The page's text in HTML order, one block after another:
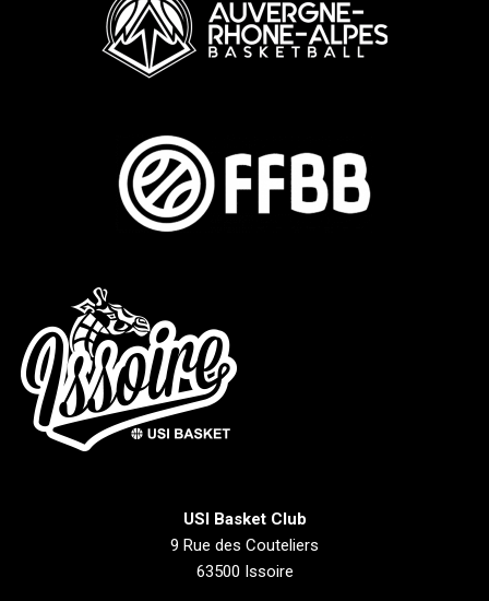
USI Basket Club
9 Rue des Couteliers
63500 Issoire